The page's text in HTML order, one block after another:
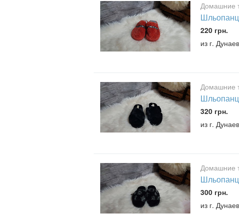
Домашние
220 грн.
из г.
Домашние
320 грн.
из г.
Домашние
300 грн.
из г.